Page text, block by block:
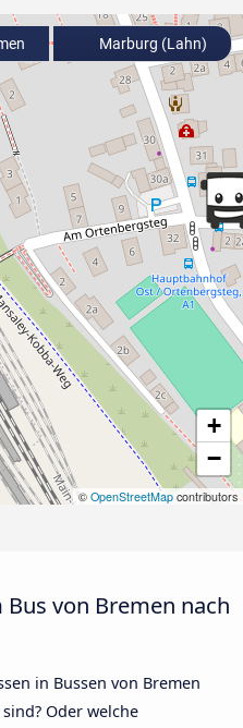
+
−
© OpenStreetMap contributors
Marburg (Lahn)
von Bremen nach
in Bussen von Bremen
Oder welche